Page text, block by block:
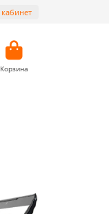
Корзина